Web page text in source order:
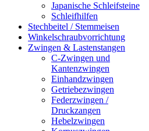
Japanische Schleifsteine
Schleifhilfen
Stechbeitel / Stemmeisen
Winkelschraubvorrichtung
Zwingen & Lastenstangen
C-Zwingen und
Kantenzwingen
Einhandzwingen
Getriebezwingen
Federzwingen /
Druckzangen
Hebelzwingen